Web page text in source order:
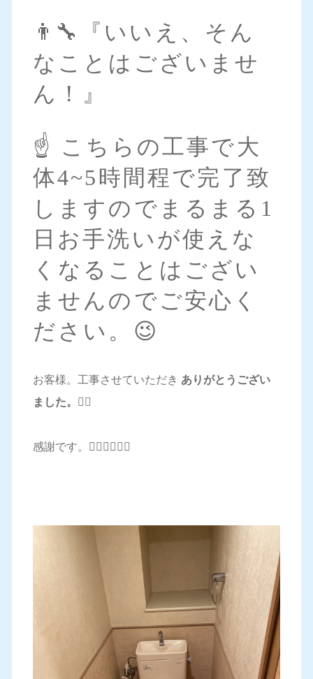
👨‍🔧『いいえ、そん
なことはございませ
ん！』
☝️ こちらの工事で大
体4~5時間程で完了致
しますのでまるまる1
日お手洗いが使えな
くなることはござい
ませんのでご安心く
ださい。😉
お客様。工事させていただき ありがとうござい
ました。🙇‍♂️
感謝です。🙇‍♂️🙇‍♂️🙇‍♂️